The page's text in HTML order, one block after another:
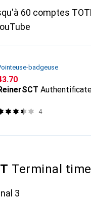
60 comptes
badgeuse
4
Terminal
3